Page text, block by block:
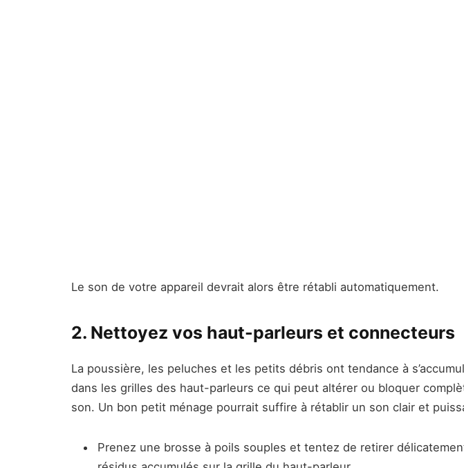
Le son de votre appareil devrait alors être rétabli automatiquement.
2. Nettoyez vos haut-parleurs et connecteurs
La poussière, les peluches et les petits débris ont tendance à
dans les grilles des haut-parleurs ce qui peut altérer ou bloquer
son. Un bon petit ménage pourrait suffire à rétablir un son clair et
Prenez une brosse à poils souples et tentez de retirer